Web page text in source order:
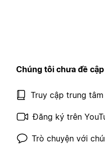
Chúng tôi chưa đề
Truy cập trung
Đăng ký trên
Trò chuyện với